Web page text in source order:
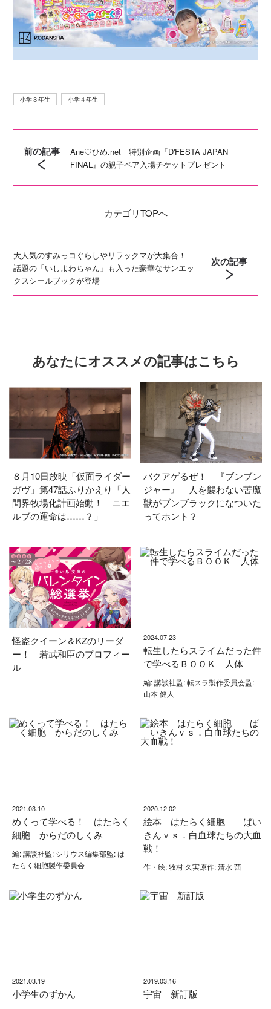
小学３年生 小学４年生
前の記事
Ane♡ひめ.net 特別企画『D'FESTA JAPAN
FINAL』の親子ペア入場チケットプレゼント
カテゴリTOPへ
大人気のすみっコぐらしやリラックマが大集合！
話題の「いしよわちゃん」も入った豪華なサンエッ
クスシールブックが登場
次の記事
あなたにオススメの記事はこちら
８月10日放映「仮面ライダー
ガヴ」第47話ふりかえり「人
間界牧場化計画始動！ ニエ
ルブの運命は……？」
バクアゲるぜ！ 『ブンブン
ジャー』 人を襲わない苦魔
獣がブンブラックになついた
ってホント？
怪盗クイーン＆KZのリーダ
ー！ 若武和臣のプロフィー
ル
2024.07.23
転生したらスライムだった件
で学べるＢＯＯＫ 人体
編: 講談社監: 転スラ製作委員会監:
山本 健人
2021.03.10
めくって学べる！ はたらく
細胞 からだのしくみ
編: 講談社監: シリウス編集部監: は
たらく細胞製作委員会
2020.12.02
絵本 はたらく細胞 ばい
きんｖｓ．白血球たちの大血
戦！
作・絵: 牧村 久実原作: 清水 茜
2021.03.19
小学生のずかん
2019.03.16
宇宙 新訂版